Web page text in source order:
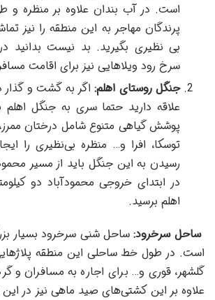
است. در آب بندان علاوه بر منظره و
پرندگان مهاجر به این منطقه را نیز
بی نظیری بگیرید. بد نیست بدانید
سرخ رود ویلا‌هایی نیز برای اقامت
جنگل روستای اهلم: اگر به گشت و
علاقه دارید حتما سری به جنگل اهلم
پوشش گیاهی متنوع شامل درختان ممرز،
توسکا، افرا و… منظره بی‌نظیری را
رسیدن به این جنگل باید از مسیر
در ابتدای خروجی محمودآباد دو
اهلم برسید.
ساحل سرخرود:ساحل شنی سرخرود بسیار
است. در طول خط ساحلی این منطقه
گلشهر، قوری و… برای اجاره به مسافران و
علاوه بر این کشتی‌های صید ماهی نیز در